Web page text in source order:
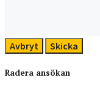
Avbryt Skicka
Radera ansökan